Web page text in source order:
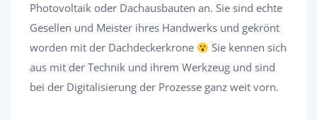
Photovoltaik oder Dachausbauten an. Sie sind echte
Gesellen und Meister ihres Handwerks und gekrönt
worden mit der Dachdeckerkrone
Sie kennen sich
aus mit der Technik und ihrem Werkzeug und sind
bei der Digitalisierung der Prozesse ganz weit vorn.